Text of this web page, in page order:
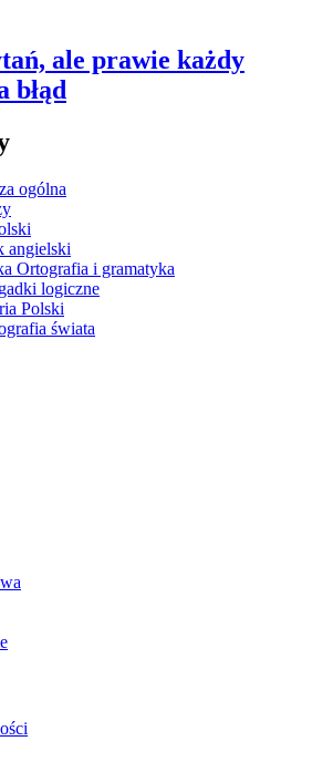
ale prawie każdy
błąd
ogólna
angielski
Ortografia i gramatyka
logiczne
Polski
świata